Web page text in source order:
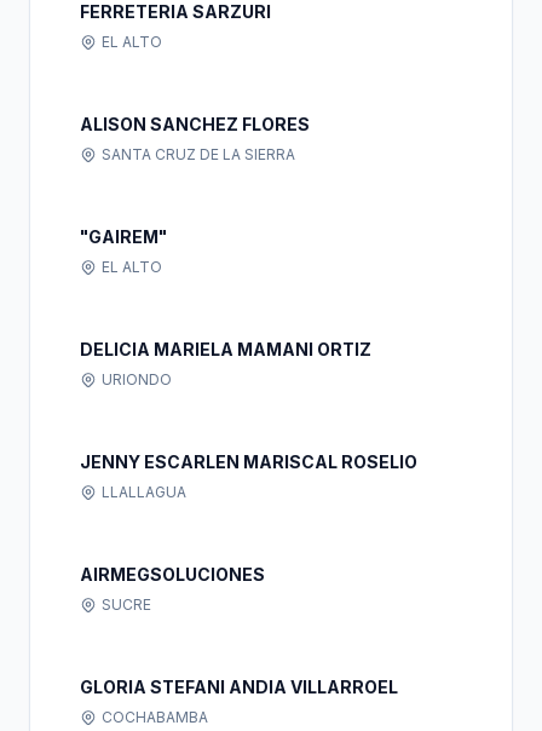
FERRETERIA SARZURI
EL ALTO
ALISON SANCHEZ FLORES
SANTA CRUZ DE LA SIERRA
"GAIREM"
EL ALTO
DELICIA MARIELA MAMANI ORTIZ
URIONDO
JENNY ESCARLEN MARISCAL ROSELIO
LLALLAGUA
AIRMEGSOLUCIONES
SUCRE
GLORIA STEFANI ANDIA VILLARROEL
COCHABAMBA